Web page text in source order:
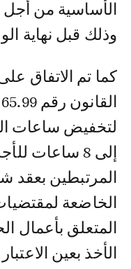
الأساسية من
وذلك قبل نهاية
كما تم الاتفاق
إلى 8 ساعات
المرتبطين
المتعلق بأعمال